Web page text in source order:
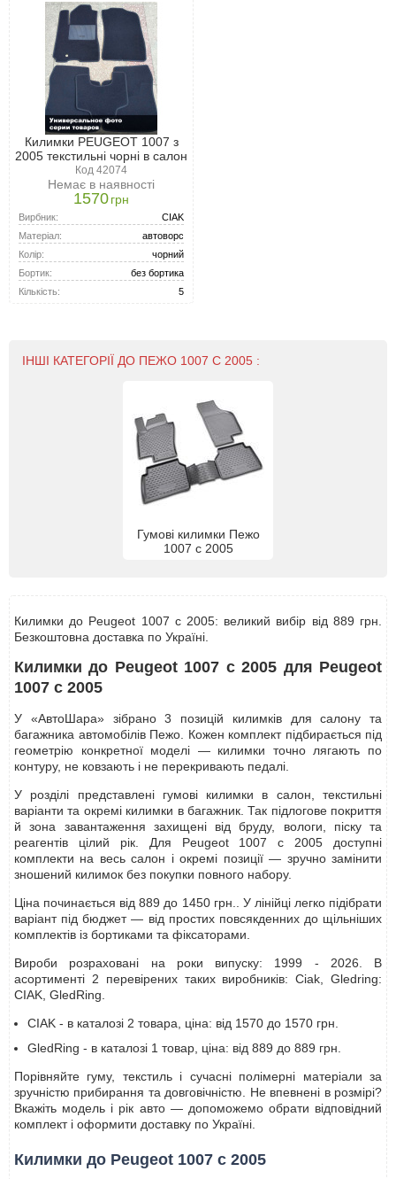
Килимки PEUGEOT 1007 з
2005 текстильні чорні в салон
Код 42074
Немає в наявності
1570грн
Вирбник:
CIAK
Матеріал:
автоворс
Колір:
чорний
Бортик:
без бортика
Кількість:
5
ІНШІ КАТЕГОРІЇ ДО ПЕЖО 1007 С 2005 :
Гумові килимки Пежо
1007 с 2005
Килимки до Peugeot 1007 с 2005: великий вибір від 889 грн.
Безкоштовна доставка по Україні.
Килимки до Peugeot 1007 с 2005 для Peugeot
1007 с 2005
У «АвтоШара» зібрано 3 позицій килимків для салону та
багажника автомобілів Пежо. Кожен комплект підбирається під
геометрію конкретної моделі — килимки точно лягають по
контуру, не ковзають і не перекривають педалі.
У розділі представлені гумові килимки в салон, текстильні
варіанти та окремі килимки в багажник. Так підлогове покриття
й зона завантаження захищені від бруду, вологи, піску та
реагентів цілий рік. Для Peugeot 1007 с 2005 доступні
комплекти на весь салон і окремі позиції — зручно замінити
зношений килимок без покупки повного набору.
Ціна починається від 889 до 1450 грн.. У лінійці легко підібрати
варіант під бюджет — від простих повсякденних до щільніших
комплектів із бортиками та фіксаторами.
Вироби розраховані на роки випуску: 1999 - 2026. В
асортименті 2 перевірених таких виробників: Ciak, Gledring:
CIAK, GledRing.
CIAK - в каталозі 2 товара, ціна: від 1570 до 1570 грн.
GledRing - в каталозі 1 товар, ціна: від 889 до 889 грн.
Порівняйте гуму, текстиль і сучасні полімерні матеріали за
зручністю прибирання та довговічністю. Не впевнені в розмірі?
Вкажіть модель і рік авто — допоможемо обрати відповідний
комплект і оформити доставку по Україні.
Килимки до Peugeot 1007 с 2005